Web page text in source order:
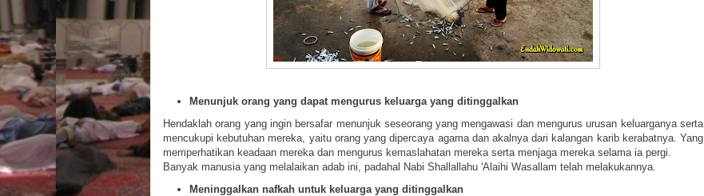
Menunjuk orang yang dapat mengurus keluarga yang ditinggalkan
Hendaklah orang yang ingin bersafar menunjuk seseorang yang mengawasi dan mengurus urusan keluarganya serta
mencukupi kebutuhan mereka, yaitu orang yang dipercaya agama dan akalnya dari kalangan karib kerabatnya. Yang
memperhatikan keadaan mereka dan mengurus kemaslahatan mereka serta menjaga mereka selama ia pergi.
Banyak manusia yang melalaikan adab ini, padahal Nabi Shallallahu 'Alaihi Wasallam telah melakukannya.
Meninggalkan nafkah untuk keluarga yang ditinggalkan